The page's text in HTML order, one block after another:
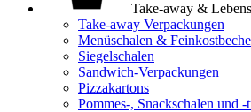
Take-away &
Take-away Verpackungen
Menüschalen &
Siegelschalen
Sandwich-Verpackungen
Pizzakartons
Pommes-, Snackschalen und -